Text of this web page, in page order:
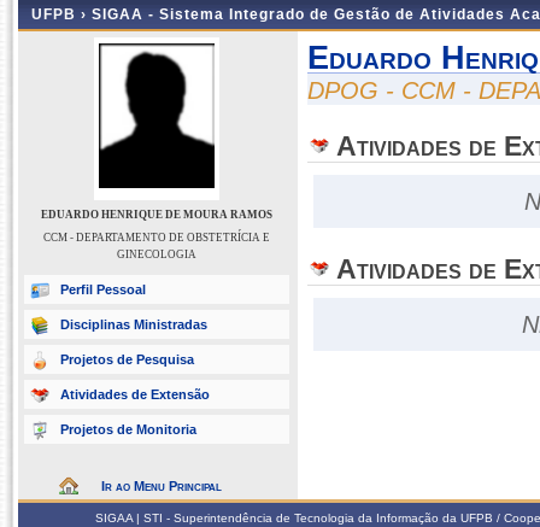
UFPB › SIGAA - Sistema Integrado de Gestão de Atividades
EDUARDO HENRIQUE DE MOURA RAMOS
CCM - DEPARTAMENTO DE OBSTETRÍCIA E
GINECOLOGIA
Perfil Pessoal
Disciplinas Ministradas
Projetos de Pesquisa
Atividades de Extensão
Projetos de Monitoria
Ir ao Menu Principal
Eduardo
DPOG - CCM -
Atividades de
Atividades de
SIGAA | STI - Superintendência de Tecnologia da Informação da UFPB /